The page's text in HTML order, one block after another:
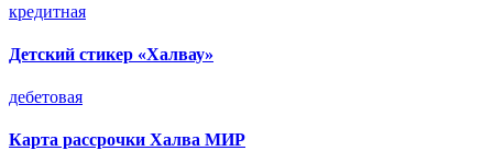
кредитная
Детский стикер «Халвау»
дебетовая
Карта рассрочки Халва МИР